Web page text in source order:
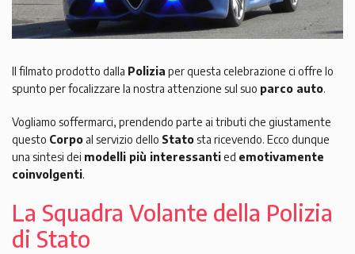
Il filmato prodotto dalla Polizia per questa celebrazione ci offre lo
spunto per focalizzare la nostra attenzione sul suo parco auto.
Vogliamo soffermarci, prendendo parte ai tributi che giustamente
questo Corpo al servizio dello Statosta ricevendo. Ecco dunque
una sintesi dei modelli più interessantied emotivamente
coinvolgenti.
La Squadra Volante della Polizia
di Stato